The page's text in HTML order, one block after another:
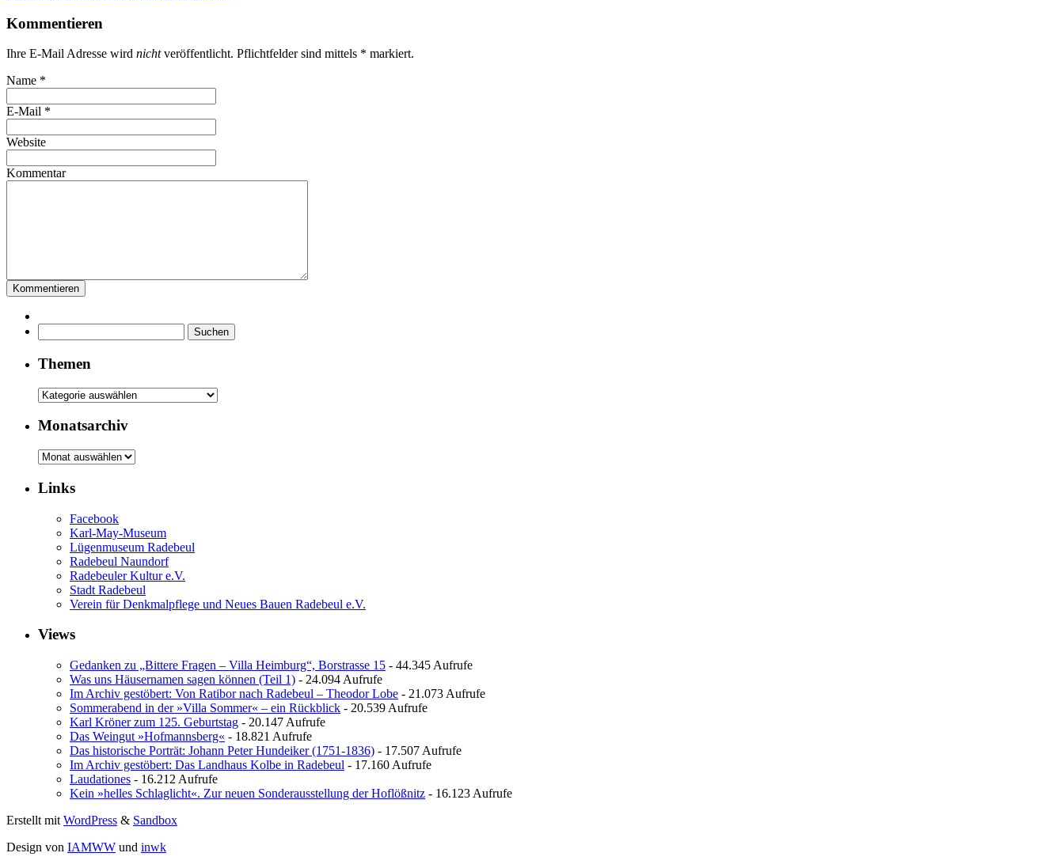
Kommentieren
Ihre E-Mail Adresse wird nichtveröffentlicht. Pflichtfelder sind mittels * markiert.
Name *
E-Mail *
Website
Kommentar
nach:
Themen
Themen
Monatsarchiv
Monatsarchiv
Links
Facebook
Karl-May-Museum
Lügenmuseum Radebeul
Radebeul Naundorf
Radebeuler Kultur e.V.
Stadt Radebeul
Verein für Denkmalpflege und Neues Bauen Radebeul e.V.
Views
Gedanken zu „Bittere Fragen – Villa Heimburg“, Borstrasse 15 - 44.345 Aufrufe
Was uns Häusernamen sagen können (Teil 1) - 24.094 Aufrufe
Im Archiv gestöbert: Von Ratibor nach Radebeul – Theodor Lobe - 21.073 Aufrufe
Sommerabend in der »Villa Sommer« – ein Rückblick - 20.539 Aufrufe
Karl Kröner zum 125. Geburtstag - 20.147 Aufrufe
Das Weingut »Hofmannsberg« - 18.821 Aufrufe
Das historische Porträt: Johann Peter Hundeiker (1751-1836) - 17.507 Aufrufe
Im Archiv gestöbert: Das Landhaus Kolbe in Radebeul - 17.160 Aufrufe
Laudationes - 16.212 Aufrufe
Kein »helles Schlaglicht«. Zur neuen Sonderausstellung der Hoflößnitz - 16.123 Aufrufe
Erstellt mit WordPress & Sandbox
Design von IAMWW und inwk